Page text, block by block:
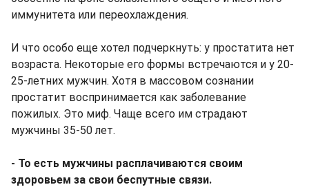
иммунитета или переохлаждения.
И что особо еще хотел подчеркнуть: у простатита нет
возраста. Некоторые его формы встречаются и у 20-
25-летних мужчин. Хотя в массовом сознании
простатит воспринимается как заболевание
пожилых. Это миф. Чаще всего им страдают
мужчины 35-50 лет.
- То есть мужчины расплачиваются своим
здоровьем за свои беспутные связи.